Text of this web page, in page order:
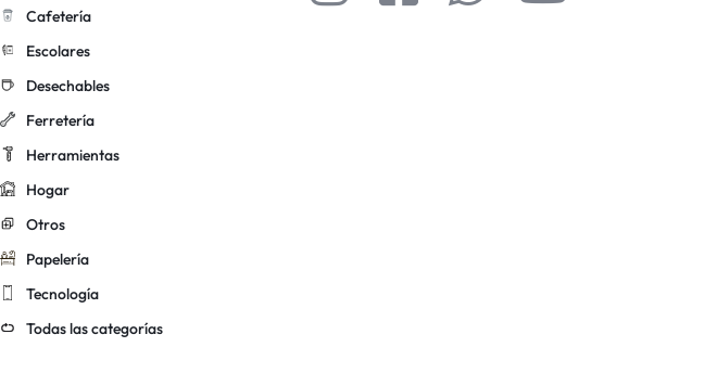
Cafetería
Escolares
Desechables
Ferretería
Herramientas
Hogar
Otros
Papelería
Tecnología
Todas las categorías